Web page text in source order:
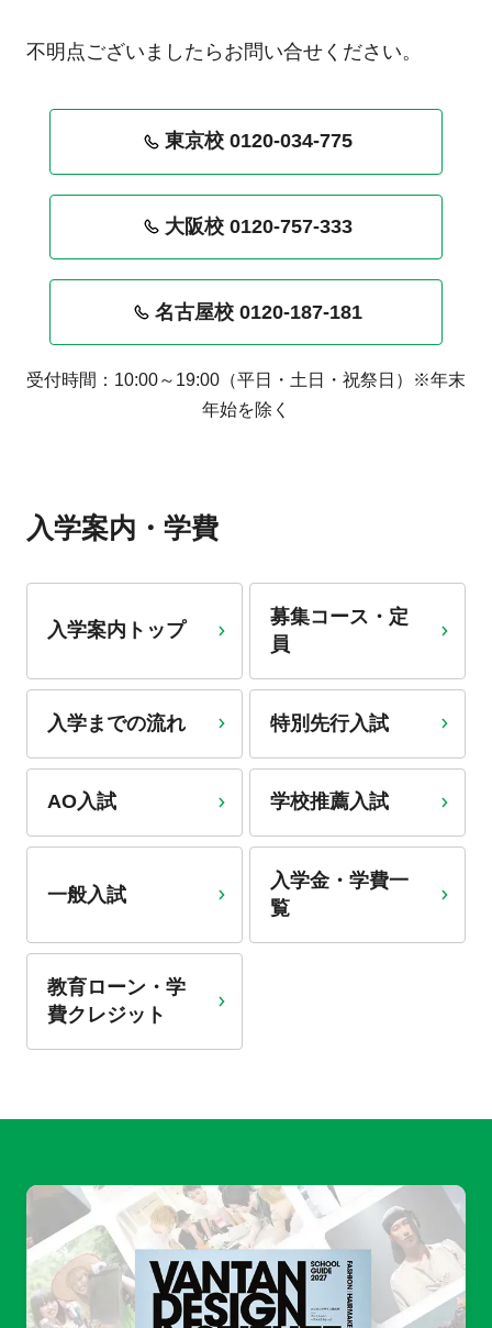
不明点ございましたらお問い合せください。
東京校 0120-034-775
大阪校 0120-757-333
名古屋校 0120-187-181
受付時間：10:00～19:00（平日・土日・祝祭日）※年末
年始を除く
入学案内・学費
入学案内トップ
募集コース・定
員
入学までの流れ 特別先行入試
AO入試 学校推薦入試
一般入試
入学金・学費一
覧
教育ローン・学
費クレジット